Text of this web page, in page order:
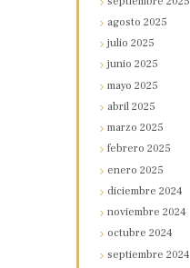
agosto2025
julio2025
junio2025
mayo2025
abril2025
marzo2025
febrero2025
enero2025
diciembre2024
noviembre2024
octubre2024
septiembre2024